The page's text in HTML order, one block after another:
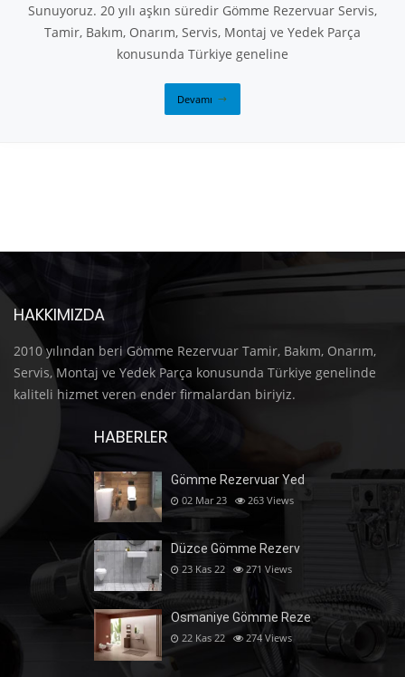
Sunuyoruz. 20 yılı aşkın süredir Gömme Rezervuar Servis,
Tamir, Bakım, Onarım, Servis, Montaj ve Yedek Parça
konusunda Türkiye geneline
Devamı
HAKKIMIZDA
2010 yılından beri Gömme Rezervuar Tamir, Bakım, Onarım,
Servis, Montaj ve Yedek Parça konusunda Türkiye genelinde
kaliteli hizmet veren ender firmalardan biriyiz.
HABERLER
Gömme Rezervuar Yed
02 Mar 23 263 Views
Düzce Gömme Rezerv
23 Kas 22 271 Views
Osmaniye Gömme Reze
22 Kas 22 274 Views